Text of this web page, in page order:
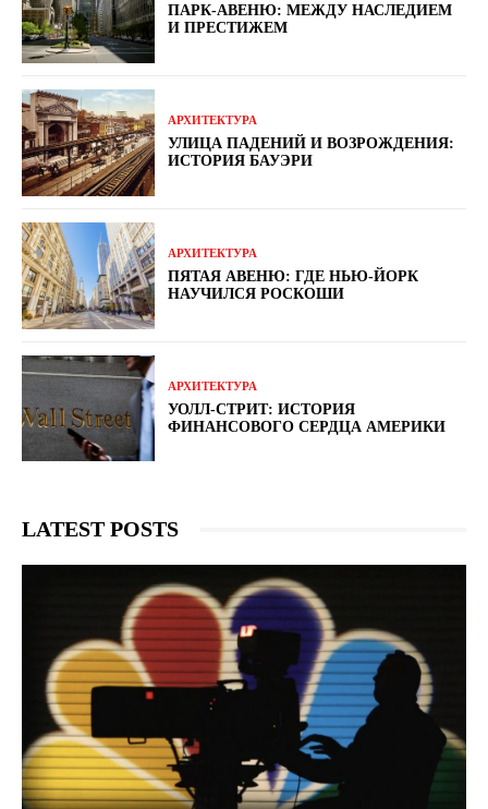
ПАРК-АВЕНЮ: МЕЖДУ НАСЛЕДИЕМ
И ПРЕСТИЖЕМ
АРХИТЕКТУРА
УЛИЦА ПАДЕНИЙ И ВОЗРОЖДЕНИЯ:
ИСТОРИЯ БАУЭРИ
АРХИТЕКТУРА
ПЯТАЯ АВЕНЮ: ГДЕ НЬЮ-ЙОРК
НАУЧИЛСЯ РОСКОШИ
АРХИТЕКТУРА
УОЛЛ-СТРИТ: ИСТОРИЯ
ФИНАНСОВОГО СЕРДЦА АМЕРИКИ
LATEST POSTS